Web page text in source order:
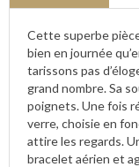
Cette superbe
bien en journée
tarissons pas
grand nombre. Sa
poignets. Une fois
verre, choisie en
attire les regards.
bracelet aérien et